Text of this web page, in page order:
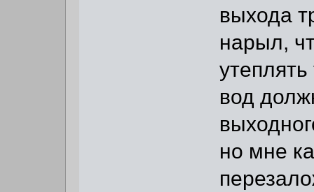
выхода
нарыл,
вод
но мне